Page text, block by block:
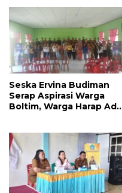
Seska Ervina Budiman
Serap Aspirasi Warga
Boltim, Warga Harap Ada